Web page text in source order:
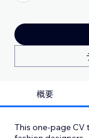
概要
This one-page